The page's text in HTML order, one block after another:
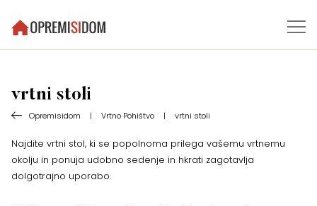
vrtni stoli
Opremisidom | Vrtno Pohištvo | vrtni stoli
Najdite vrtni stol, ki se popolnoma prilega vašemu vrtnemu
okolju in ponuja udobno sedenje in hkrati zagotavlja
dolgotrajno uporabo.